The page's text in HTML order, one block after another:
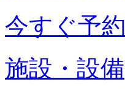
今すぐ予約
施設・設備